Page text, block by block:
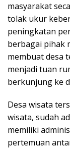
masyarakat
tolak ukur
peningkatan
berbagai pihak
membuat desa
menjadi tuan
berkunjung ke
Desa wisata
wisata, sudah
memiliki
pertemuan